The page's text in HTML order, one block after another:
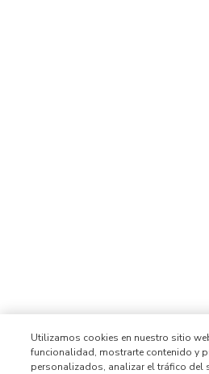
Utilizamos cookies en nuestro sitio
funcionalidad, mostrarte contenido y
personalizados, analizar el tráfico del